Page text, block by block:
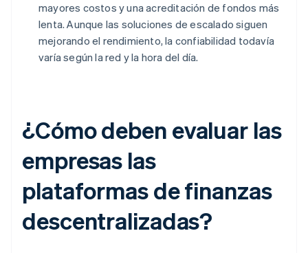
mayores costos y una acreditación de fondos más
lenta. Aunque las soluciones de escalado siguen
mejorando el rendimiento, la confiabilidad todavía
varía según la red y la hora del día.
¿Cómo deben evaluar las
empresas las
plataformas de finanzas
descentralizadas?